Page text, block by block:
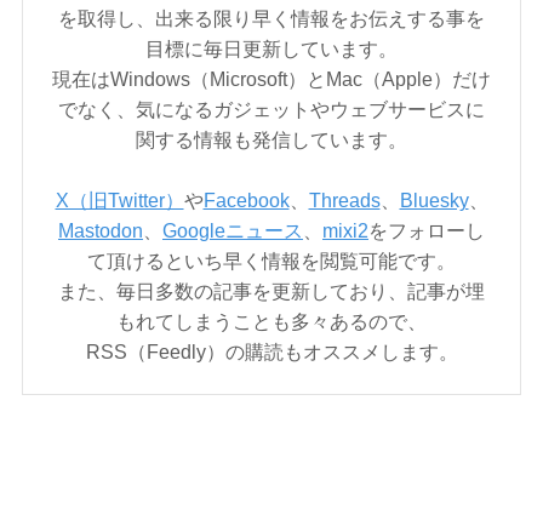
を取得し、出来る限り早く情報をお伝えする事を
目標に毎日更新しています。
現在はWindows（Microsoft）とMac（Apple）だけ
でなく、気になるガジェットやウェブサービスに
関する情報も発信しています。
X（旧Twitter） やFacebook、 Threads、 Bluesky、
Mastodon
Googleニュース mixi2をフォローし
て頂けるといち早く情報を閲覧可能です。
また、毎日多数の記事を更新しており、記事が埋
もれてしまうことも多々あるので、
RSS（Feedly）の購読もオススメします。